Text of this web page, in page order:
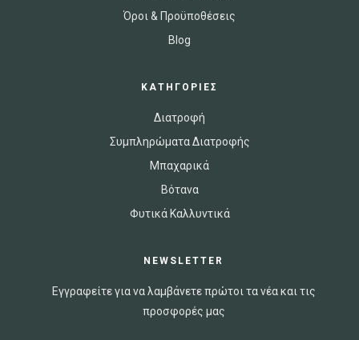
Όροι & Προϋποθέσεις
Blog
ΚΑΤΗΓΟΡΙΕΣ
Διατροφή
Συμπληρώματα Διατροφής
Μπαχαρικά
Βότανα
Φυτικά Καλλυντικά
NEWSLETTER
Εγγραφείτε για να λαμβάνετε πρώτοι τα νέα και τις
προσφορές μας